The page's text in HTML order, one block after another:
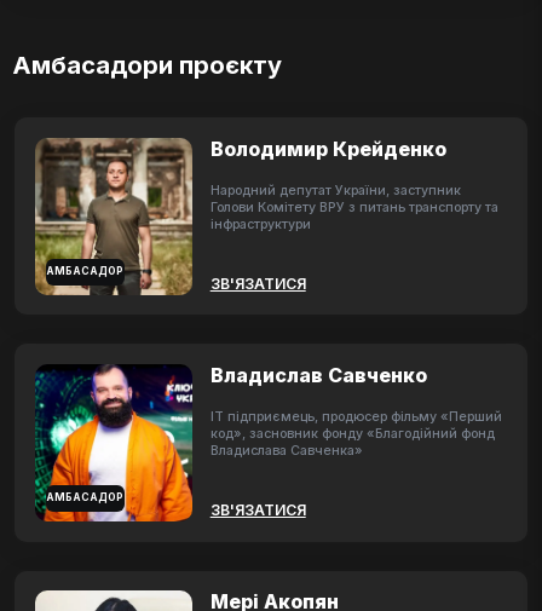
Амбасадори проєкту
АМБАСАДОР
Володимир Крейденко
Народний депутат України, заступник
Голови Комітету ВРУ з питань транспорту та
інфраструктури
ЗВ'ЯЗАТИСЯ
АМБАСАДОР
Владислав Савченко
ІТ підприємець, продюсер фільму «Перший
код», засновник фонду «Благодійний фонд
Владислава Савченка»
ЗВ'ЯЗАТИСЯ
Мері Акопян